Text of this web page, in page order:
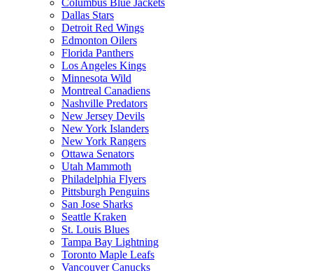
Columbus Blue Jackets
Dallas Stars
Detroit Red Wings
Edmonton Oilers
Florida Panthers
Los Angeles Kings
Minnesota Wild
Montreal Canadiens
Nashville Predators
New Jersey Devils
New York Islanders
New York Rangers
Ottawa Senators
Utah Mammoth
Philadelphia Flyers
Pittsburgh Penguins
San Jose Sharks
Seattle Kraken
St. Louis Blues
Tampa Bay Lightning
Toronto Maple Leafs
Vancouver Canucks